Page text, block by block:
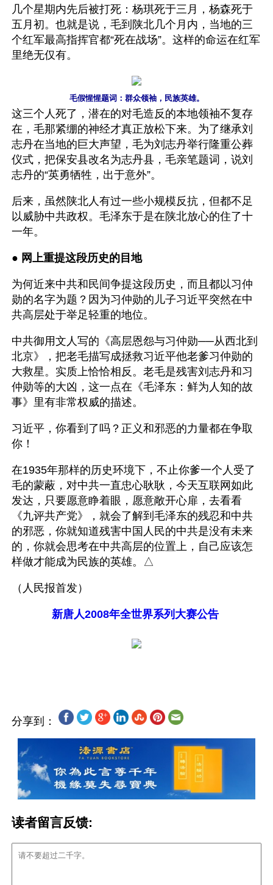
几个星期内先后被打死：杨琪死于三月，杨森死于
五月初。也就是说，毛到陕北几个月内，当地的三
个红军最高指挥官都“死在战场”。这样的命运在红军
里绝无仅有。
毛假惺惺题词：群众领袖，民族英雄。
这三个人死了，潜在的对毛造反的本地领袖不复存
在，毛那紧绷的神经才真正放松下来。为了继承刘
志丹在当地的巨大声望，毛为刘志丹举行隆重公葬
仪式，把保安县改名为志丹县，毛亲笔题词，说刘
志丹的“英勇牺牲，出于意外”。
后来，虽然陕北人有过一些小规模反抗，但都不足
以威胁中共政权。毛泽东于是在陕北放心的住了十
一年。
● 网上重提这段历史的目地
为何近来中共和民间争提这段历史，而且都以习仲
勋的名字为题？因为习仲勋的儿子习近平突然在中
共高层处于举足轻重的地位。
中共御用文人写的《高层恩怨与习仲勋──从西北到
北京》，把老毛描写成拯救习近平他老爹习仲勋的
大救星。实质上恰恰相反。老毛是残害刘志丹和习
仲勋等的大凶，这一点在《毛泽东：鲜为人知的故
事》里有非常权威的描述。
习近平，你看到了吗？正义和邪恶的力量都在争取
你！
在1935年那样的历史环境下，不止你爹一个人受了
毛的蒙蔽，对中共一直忠心耿耿，今天互联网如此
发达，只要愿意睁着眼，愿意敞开心扉，去看看
《九评共产党》，就会了解到毛泽东的残忍和中共
的邪恶，你就知道残害中国人民的中共是没有未来
的，你就会思考在中共高层的位置上，自己应该怎
样做才能成为民族的英雄。△
（人民报首发）
新唐人2008年全世界系列大赛公告
分享到：
读者留言反馈: